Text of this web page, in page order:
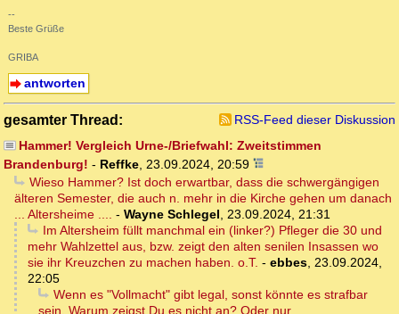
--
Beste Grüße
GRIBA
antworten
gesamter Thread:
RSS-Feed dieser Diskussion
Hammer! Vergleich Urne-/Briefwahl: Zweitstimmen
Brandenburg! - Reffke, 23.09.2024, 20:59
Wieso Hammer? Ist doch erwartbar, dass die schwergängigen
älteren Semester, die auch n. mehr in die Kirche gehen um danach
... Altersheime .... - Wayne Schlegel, 23.09.2024, 21:31
Im Altersheim füllt manchmal ein (linker?) Pfleger die 30 und
mehr Wahlzettel aus, bzw. zeigt den alten senilen Insassen wo
sie ihr Kreuzchen zu machen haben. o.T. - ebbes, 23.09.2024,
22:05
Wenn es "Vollmacht" gibt legal, sonst könnte es strafbar
sein. Warum zeigst Du es nicht an? Oder nur